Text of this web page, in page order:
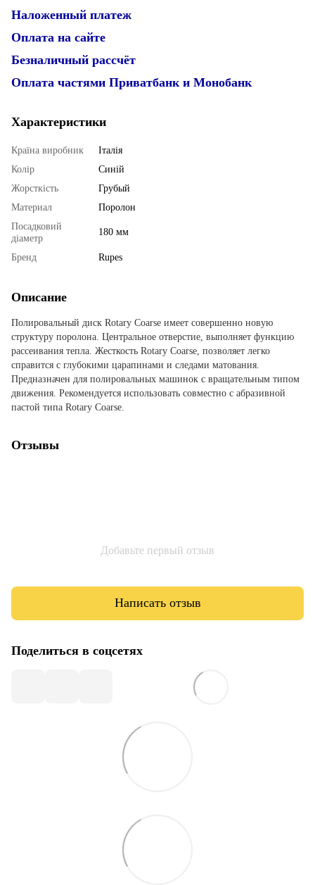
Наложенный платеж
Оплата на сайте
Безналичный рассчёт
Оплата частями Приватбанк и Монобанк
Характеристики
Країна виробник
Італія
Колір
Синій
Жорсткість
Грубый
Материал
Поролон
Посадковий
діаметр
180 мм
Бренд Rupes
Описание
Полировальный диск Rotary Coarse имеет совершенно новую
структуру поролона. Центральное отверстие, выполняет функцию
рассеивания тепла. Жесткость Rotary Coarse, позволяет легко
справится с глубокими царапинами и следами матования.
Предназначен для полировальных машинок с вращательным типом
движения. Рекомендуется использовать совместно с абразивной
пастой типа Rotary Coarse.
Отзывы
Добавьте первый отзыв
Написать отзыв
Поделиться в соцсетях